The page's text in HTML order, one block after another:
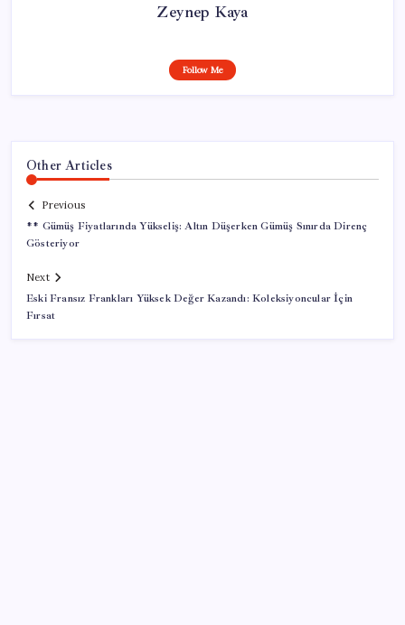
Zeynep Kaya
Follow Me
Other Articles
Previous
** Gümüş Fiyatlarında Yükseliş: Altın Düşerken Gümüş Sınırda Direnç
Gösteriyor
Next
Eski Fransız Frankları Yüksek Değer Kazandı: Koleksiyoncular İçin
Fırsat